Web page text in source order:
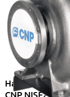
Насос
CNP NISF200-